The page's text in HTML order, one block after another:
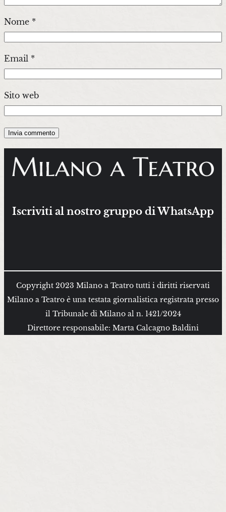
Nome *
Email *
Sito web
Iscriviti al nostro gruppo di WhatsApp
Copyright 2023 Milano a Teatro tutti i diritti riservati
Milano a Teatro è una testata giornalistica registrata presso
il Tribunale di Milano al n. 1421/2024
Direttore responsabile: Marta Calcagno Baldini